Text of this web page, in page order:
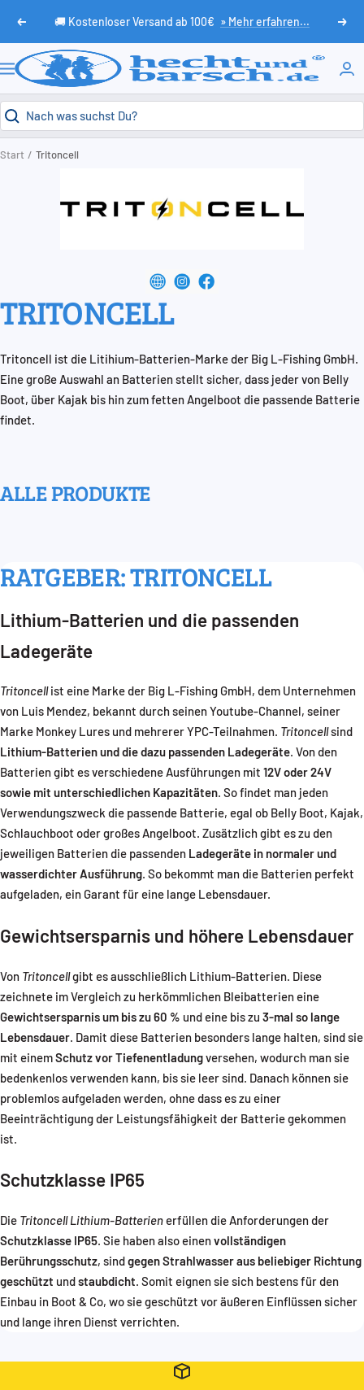
zumZurück 🚚 Kostenloser Versand ab 100€ » Mehr erfahren...
Navigation
HechtundBarsch.de
Start Tritoncell
TRITONCELL
Tritoncell ist die Litihium-Batterien-Marke der Big L-Fishing GmbH.
Eine große Auswahl an Batterien stellt sicher, dass jeder von Belly
Boot, über Kajak bis hin zum fetten Angelboot die passende Batterie
findet.
ALLE PRODUKTE
RATGEBER: TRITONCELL
Lithium-Batterien und die passenden
Ladegeräte
Tritoncellist eine Marke der Big L-Fishing GmbH, dem Unternehmen
von Luis Mendez, bekannt durch seinen Youtube-Channel, seiner
Marke Monkey Lures und mehrerer YPC-Teilnahmen. Tritoncellsind
Lithium-Batterien und die dazu passenden Ladegeräte. Von den
Batterien gibt es verschiedene Ausführungen mit 12V oder 24V
sowie mit unterschiedlichen Kapazitäten. So findet man jeden
Verwendungszweck die passende Batterie, egal ob Belly Boot, Kajak,
Schlauchboot oder großes Angelboot. Zusätzlich gibt es zu den
jeweiligen Batterien die passenden Ladegeräte in normaler und
wasserdichter Ausführung. So bekommt man die Batterien perfekt
aufgeladen, ein Garant für eine lange Lebensdauer.
Gewichtsersparnis und höhere Lebensdauer
Von Tritoncellgibt es ausschließlich Lithium-Batterien. Diese
zeichnete im Vergleich zu herkömmlichen Bleibatterien eine
Gewichtsersparnis um bis zu 60 % und eine bis zu 3-mal so lange
Lebensdauer . Damit diese Batterien besonders lange halten, sind sie
mit einemSchutz vor Tiefenentladungversehen, wodurch man sie
bedenkenlos verwenden kann, bis sie leer sind. Danach können sie
problemlos aufgeladen werden, ohne dass es zu einer
Beeinträchtigung der Leistungsfähigkeit der Batterie gekommen
ist.
Schutzklasse IP65
Die Tritoncell Lithium-Batterienerfüllen die Anforderungen der
Schutzklasse IP65. Sie haben also einenvollständigen
Berührungsschutz, sindgegen Strahlwasser aus beliebiger Richtung
geschützt undstaubdicht. Somit eignen sie sich bestens für den
Einbau in Boot & Co, wo sie geschützt vor äußeren Einflüssen sicher
und lange ihren Dienst verrichten.